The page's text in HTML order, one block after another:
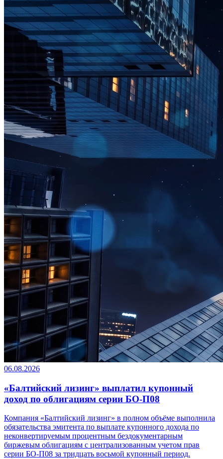
06.08.2026
«Балтийский лизинг» выплатил купонный
доход по облигациям серии БО-П08
Компания «Балтийский лизинг» в полном объёме выполнила
обязательства эмитента по выплате купонного дохода по
неконвертируемым процентным бездокументарным
биржевым облигациям с централизованным учетом прав
серии БО-П08 за тридцать восьмой купонный период.